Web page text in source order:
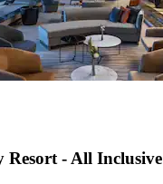
Resort - All Inclusive